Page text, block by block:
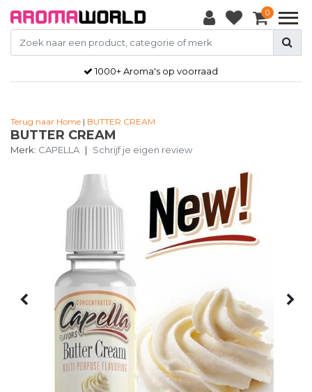
0
1000+ Aroma's op voorraad
Terug naar Home | BUTTER CREAM
BUTTER CREAM
Merk: CAPELLA | Schrijf je eigen review